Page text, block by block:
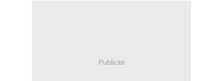
Publicité